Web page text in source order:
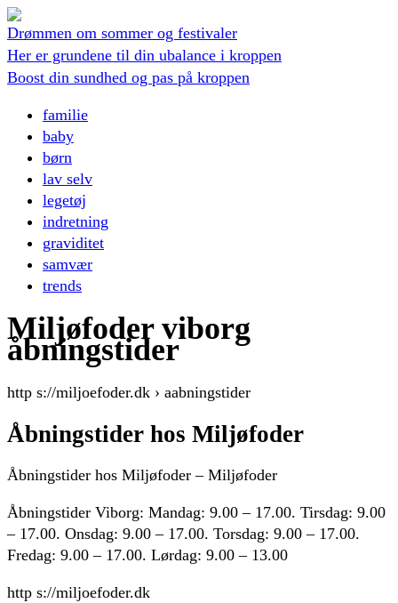
Drømmen om sommer og festivaler
Her er grundene til din ubalance i kroppen
Boost din sundhed og pas på kroppen
familie
baby
børn
lav selv
legetøj
indretning
graviditet
samvær
trends
Miljøfoder viborg
åbningstider
http s://miljoefoder.dk › aabningstider
Åbningstider hos Miljøfoder
Åbningstider hos Miljøfoder – Miljøfoder
Åbningstider Viborg: Mandag: 9.00 – 17.00. Tirsdag: 9.00
– 17.00. Onsdag: 9.00 – 17.00. Torsdag: 9.00 – 17.00.
Fredag: 9.00 – 17.00. Lørdag: 9.00 – 13.00
http s://miljoefoder.dk